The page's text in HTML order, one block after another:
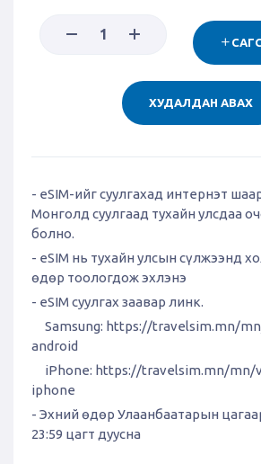
ХУДАЛДАН АВАХ
- eSIM-ийг суулгахад интернэт
Монголд суулгаад тухайн улсдаа
болно.
- eSIM нь тухайн улсын сүлжээнд
өдөр тоологдож эхлэнэ
- eSIM суулгах заавар линк.
Samsung: https://travelsim.mn/
android
iPhone: https://travelsim.mn/mn/
iphone
- Эхний өдөр Улаанбаатарын
23:59 цагт дуусна